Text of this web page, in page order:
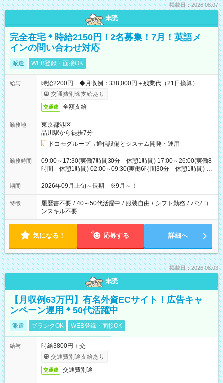
掲載日：2026.08.07
未読
完全在宅＊時給2150円！2名募集！7月！英語メ
インの問い合わせ対応
派遣 WEB登録・面接OK
給与
時給2200円 ◆月収例：338,000円＋残業代（21日換算）
交通費別途支給あり
交通費 全額支給
勤務地
東京都港区
品川駅から徒歩7分
ドコモグループ→通信設備とシステム開発・運用
勤務時間
09:00～17:30(実働7時間30分 休憩1時間) 17:00～26:00(実働8
時間 休憩1時間) 02:00～09:30(実働6時間30分 休憩1時間) ※
日勤は就業時間1/夜勤は就業時間2.3を連続で行って頂きます
期間 2026年09月上旬～長期 ※9月～！
特徴 履歴書不要 / 40～50代活躍中 / 服装自由 / シフト勤務 / パソコ
ンスキル不要
気になる！ 応募する 詳細へ
掲載日：2026.08.03
未読
【月収例63万円】有名外資ECサイト！広告キャ
ンペーン運用＊50代活躍中
派遣 ブランクOK WEB登録・面接OK
給与
時給3800円＋交
交通費別途支給あり
交通費 交通費別途